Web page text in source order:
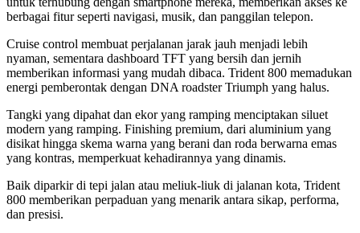
berbagai fitur seperti navigasi, musik, dan panggilan telepon.
Cruise control membuat perjalanan jarak jauh menjadi lebih
nyaman, sementara dashboard TFT yang bersih dan jernih
memberikan informasi yang mudah dibaca. Trident 800 memadukan
energi pemberontak dengan DNA roadster Triumph yang halus.
Tangki yang dipahat dan ekor yang ramping menciptakan siluet
modern yang ramping. Finishing premium, dari aluminium yang
disikat hingga skema warna yang berani dan roda berwarna emas
yang kontras, memperkuat kehadirannya yang dinamis.
Baik diparkir di tepi jalan atau meliuk-liuk di jalanan kota, Trident
800 memberikan perpaduan yang menarik antara sikap, performa,
dan presisi.